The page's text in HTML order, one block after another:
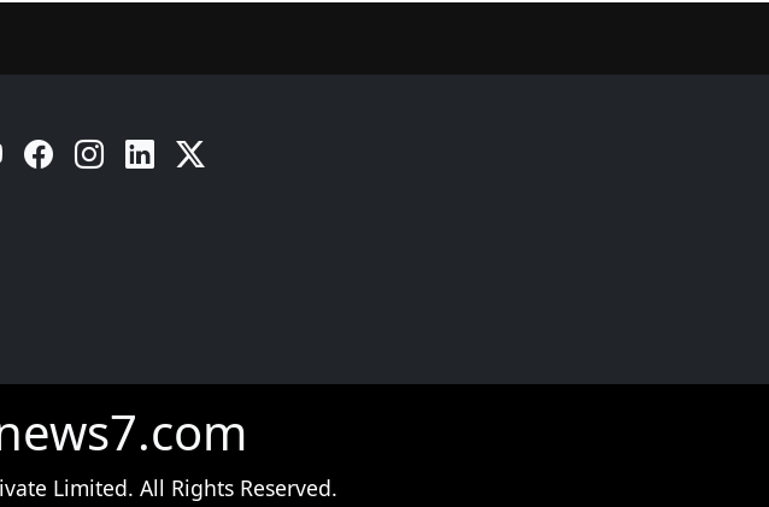
YouTube Facebook Instagram Linkedin
Limited. All Rights Reserved.